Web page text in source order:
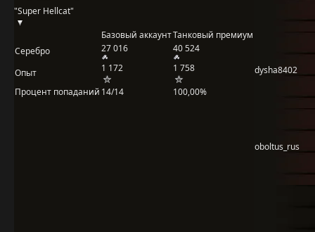
"Super Hellcat"
Базовый аккаунтТанковый премиум
Серебро
27 016 40 524
Опыт 1 172
1 758
Процент попаданий 14/14 100,00%
dysha8402
oboltus_rus